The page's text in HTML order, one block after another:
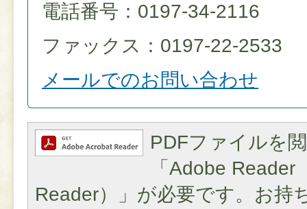
電話番号：0197-34-2116
ファックス：0197-22-2533
メールでのお問い合わせ
PDFファイルを
「Adobe Reader
Reader）」が必要です。お持